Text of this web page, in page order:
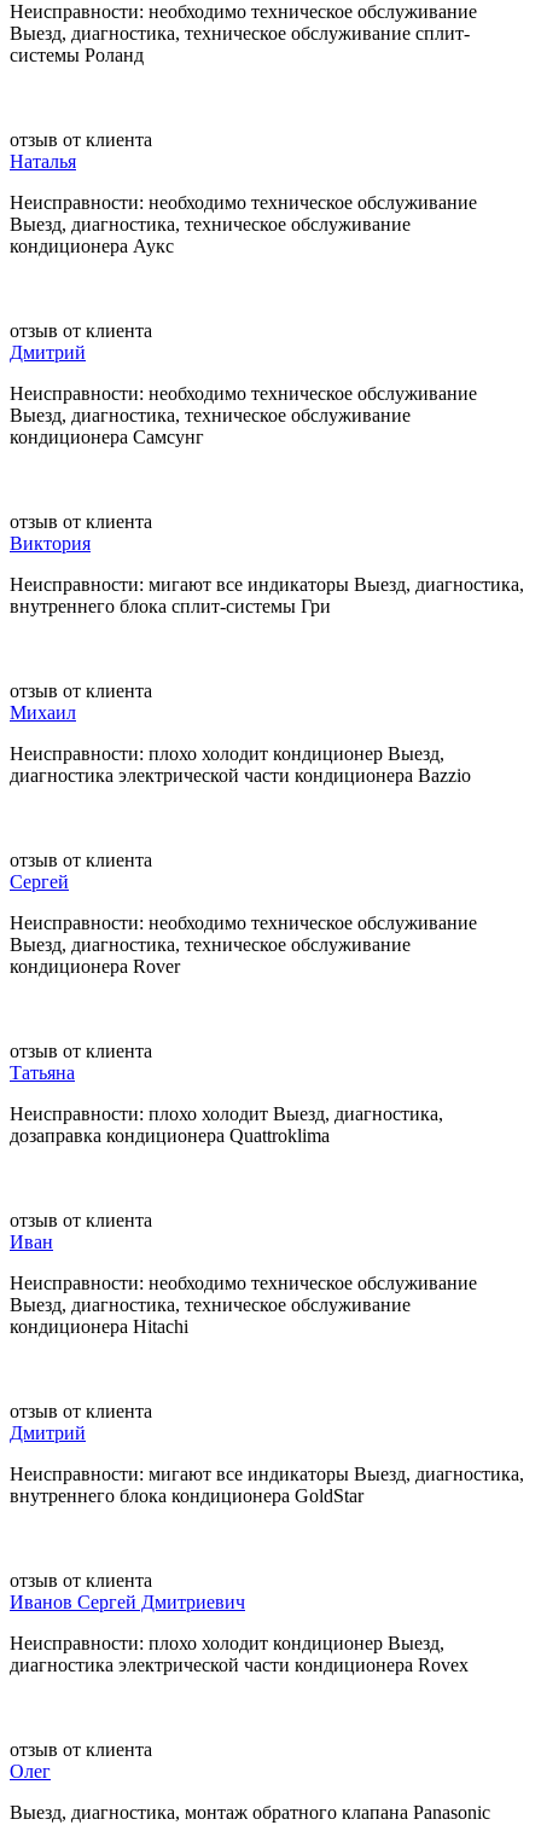
Неисправности: необходимо техническое обслуживание
Выезд, диагностика, техническое обслуживание сплит-
системы Роланд
отзыв от клиента
Наталья
Неисправности: необходимо техническое обслуживание
Выезд, диагностика, техническое обслуживание
кондиционера Аукс
отзыв от клиента
Дмитрий
Неисправности: необходимо техническое обслуживание
Выезд, диагностика, техническое обслуживание
кондиционера Самсунг
отзыв от клиента
Виктория
Неисправности: мигают все индикаторы Выезд, диагностика,
внутреннего блока сплит-системы Гри
отзыв от клиента
Михаил
Неисправности: плохо холодит кондиционер Выезд,
диагностика электрической части кондиционера Bazzio
отзыв от клиента
Сергей
Неисправности: необходимо техническое обслуживание
Выезд, диагностика, техническое обслуживание
кондиционера Rover
отзыв от клиента
Татьяна
Неисправности: плохо холодит Выезд, диагностика,
дозаправка кондиционера Quattroklima
отзыв от клиента
Иван
Неисправности: необходимо техническое обслуживание
Выезд, диагностика, техническое обслуживание
кондиционера Hitachi
отзыв от клиента
Дмитрий
Неисправности: мигают все индикаторы Выезд, диагностика,
внутреннего блока кондиционера GoldStar
отзыв от клиента
Иванов Сергей Дмитриевич
Неисправности: плохо холодит кондиционер Выезд,
диагностика электрической части кондиционера Rovex
отзыв от клиента
Олег
Выезд, диагностика, монтаж обратного клапана Panasonic